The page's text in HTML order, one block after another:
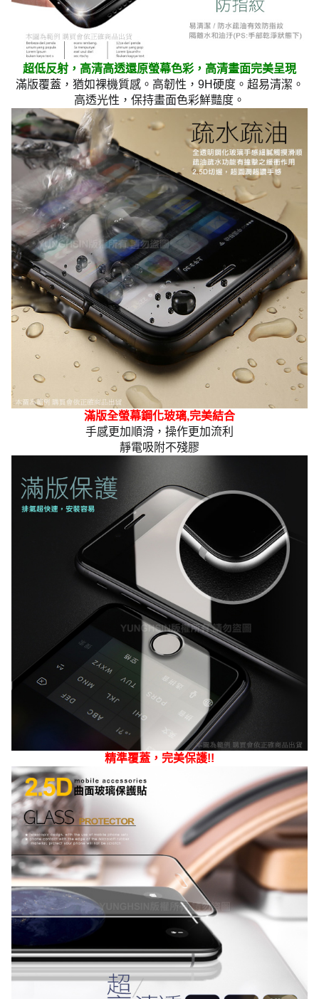
超低反射，高清高透還原螢幕色彩，高清畫面完美呈現
滿版覆蓋，猶如裸機質感。高韌性，9H硬度。超易清潔。
高透光性，保持畫面色彩鮮豔度。
滿版全螢幕鋼化玻璃,完美結合
手感更加順滑，操作更加流利
靜電吸附不殘膠
精準覆蓋，完美保護!!